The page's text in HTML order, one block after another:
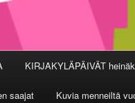
KIRJAKYLÄPÄIVÄT
saajat Kuvia menneiltä